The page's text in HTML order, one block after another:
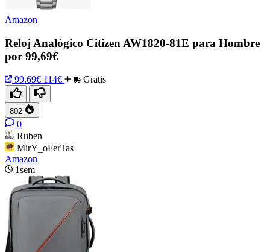
Amazon
Reloj Analógico Citizen AW1820-81E para Hombre
por 99,69€
99.69€ 114€ Gratis
802
0
Ruben
MirY_oFerTas
Amazon
1sem